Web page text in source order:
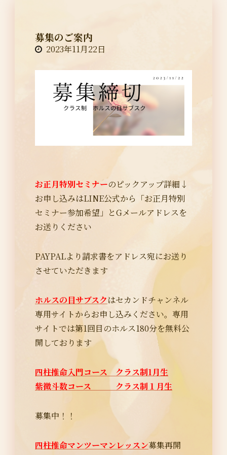
募集のご案内
2023年11月22日
お正月特別セミナーのピックアップ詳細↓
お申し込みはLINE公式から「お正月特別
セミナー参加希望」とGメールアドレスを
お送りください
PAYPALより請求書をアドレス宛にお送り
させていただきます
ホルスの目サブスクはセカンドチャンネル
専用サイトからお申し込みください。専用
サイトでは第1回目のホルス180分を無料公
開しております
四柱推命入門コース クラス制1月生
紫微斗数コース クラス制１月生
募集中！！
四柱推命マンツーマンレッスン募集再開